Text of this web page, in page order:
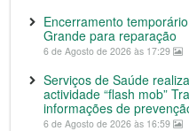
Encerramento
Grande para reparação
6 de Agosto de 2026 às 17:29
Serviços de Saúde
actividade “flash mob”
informações de
6 de Agosto de 2026 às 16:59